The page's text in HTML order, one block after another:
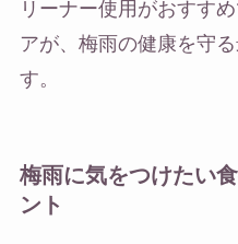
リーナー使用がおすす
アが、梅雨の健康を守
す。
梅雨に気をつけたい
ント